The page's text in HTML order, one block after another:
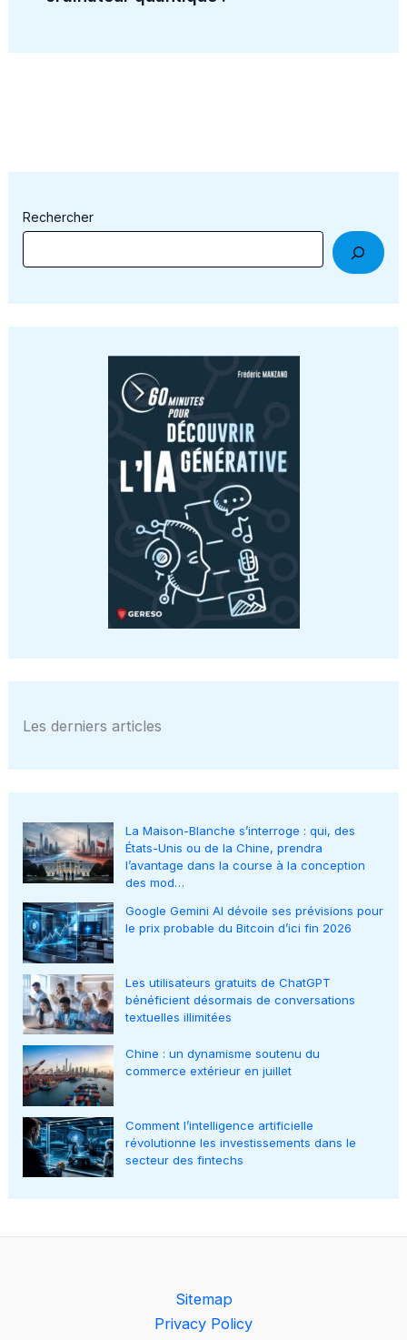
Rechercher
Les derniers articles
La Maison-Blanche s’interroge : qui, des
États-Unis ou de la Chine, prendra
l’avantage dans la course à la conception
des mod…
Google Gemini AI dévoile ses prévisions pour
le prix probable du Bitcoin d’ici fin 2026
Les utilisateurs gratuits de ChatGPT
bénéficient désormais de conversations
textuelles illimitées
Chine : un dynamisme soutenu du
commerce extérieur en juillet
Comment l’intelligence artificielle
révolutionne les investissements dans le
secteur des fintechs
Sitemap
Privacy Policy